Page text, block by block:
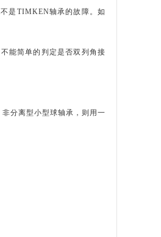
是TIMKEN轴承的故障。如
能简单的判定是否双列角接
分离型小型球轴承，则用一